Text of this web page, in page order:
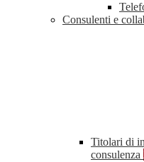
Consulenti e
Titolari di
consulenza